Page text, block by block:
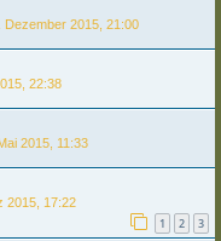
Dezember 2015, 21:00
22:38
2015, 11:33
2015, 17:22
1 2 3